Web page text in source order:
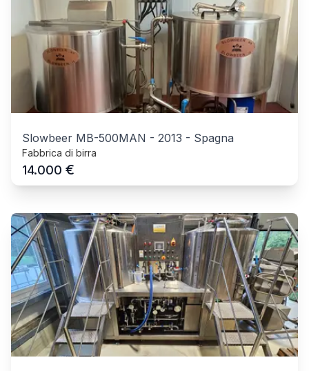
Slowbeer MB-500MAN - 2013 - Spagna
Fabbrica di birra
14.000 €